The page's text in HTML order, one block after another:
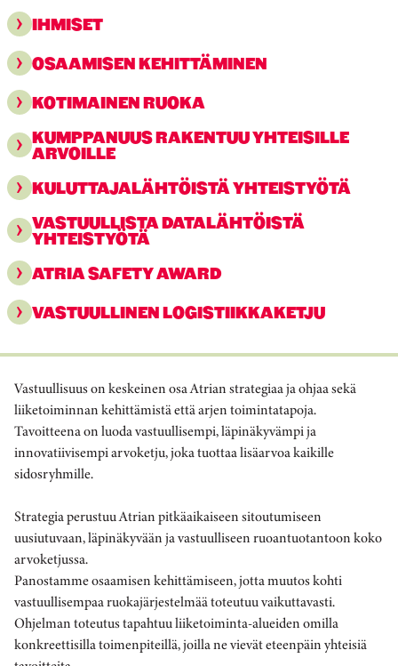
IHMISET
OSAAMISEN KEHITTÄMINEN
KOTIMAINEN RUOKA
KUMPPANUUS RAKENTUU YHTEISILLE
ARVOILLE
KULUTTAJALÄHTÖISTÄ YHTEISTYÖTÄ
VASTUULLISTA DATALÄHTÖISTÄ
YHTEISTYÖTÄ
ATRIA SAFETY AWARD
VASTUULLINEN LOGISTIIKKAKETJU
Vastuullisuus on keskeinen osa Atrian strategiaa ja ohjaa sekä
liiketoiminnan kehittämistä että arjen toimintatapoja.
Tavoitteena on luoda vastuullisempi, läpinäkyvämpi ja
innovatiivisempi arvoketju, joka tuottaa lisäarvoa kaikille
sidosryhmille.
Strategia perustuu Atrian pitkäaikaiseen sitoutumiseen
uusiutuvaan, läpinäkyvään ja vastuulliseen ruoantuotantoon koko
arvoketjussa.
Panostamme osaamisen kehittämiseen, jotta muutos kohti
vastuullisempaa ruokajärjestelmää toteutuu vaikuttavasti.
Ohjelman toteutus tapahtuu liiketoiminta-alueiden omilla
konkreettisilla toimenpiteillä, joilla ne vievät eteenpäin yhteisiä